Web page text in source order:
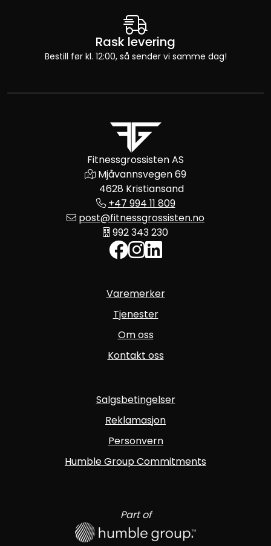
Rask levering
Bestill før kl. 12:00, så sender vi samme dag!
Fitnessgrossisten AS
Mjåvannsvegen 69
4628 Kristiansand
+47 994 11 809
post@fitnessgrossisten.no
992 343 230
Varemerker
Tjenester
Om oss
Kontakt oss
Salgsbetingelser
Reklamasjon
Personvern
Humble Group Commitments
Part of